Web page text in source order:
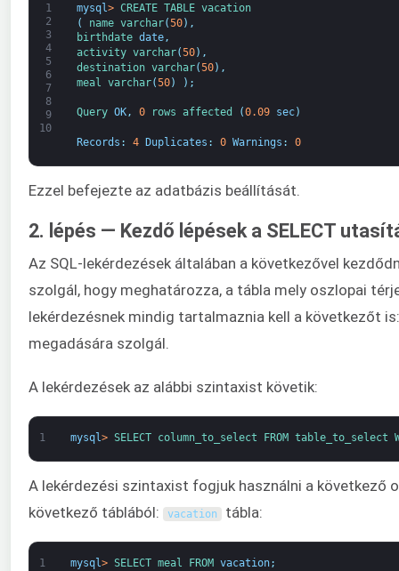
1
2
3
4
5
6
7
8
9
10
mysql > CREATE TABLE vacation
(
name varchar(50) ,
birthdate date,
activity varchar(50) ,
destination varchar(50) ,
meal varchar(50) ) ;
Query OK, 0 rows affected (0.09 sec)
Records : 4 Duplicates : 0 Warnings : 0
Ezzel befejezte az adatbázis beállítását.
2. lépés — Kezdő lépések a SELECT
Az SQL-lekérdezések általában a következővel
szolgál, hogy meghatározza, a tábla mely oszlopai
lekérdezésnek mindig tartalmaznia kell a következőt
megadására szolgál.
A lekérdezések az alábbi szintaxist követik:
1 mysql> SELECT column_to_select FROM table_to_select
A lekérdezési szintaxist fogjuk használni a következő
következő táblából:
vacation tábla:
1 mysql> SELECT meal FROM vacation;